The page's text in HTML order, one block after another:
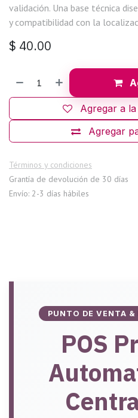
validación. Una base técnica
y compatibilidad con la
$ 40.00
Agregar
Agregar a
Términos y condiciones
Grantía de devolución de 30 días
Envío: 2-3 días hábiles
PUNTO DE VENTA
POS